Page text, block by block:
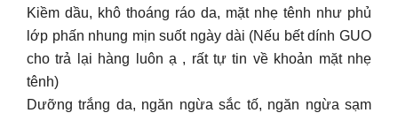
Kiềm dầu, khô thoáng ráo da, mặt nhẹ tênh như phủ
lớp phấn nhung mịn suốt ngày dài (Nếu bết dính GUO
cho trả lại hàng luôn ạ , rất tự tin về khoản mặt nhẹ
tênh)
Dưỡng trắng da, ngăn ngừa sắc tố, ngăn ngừa sạm